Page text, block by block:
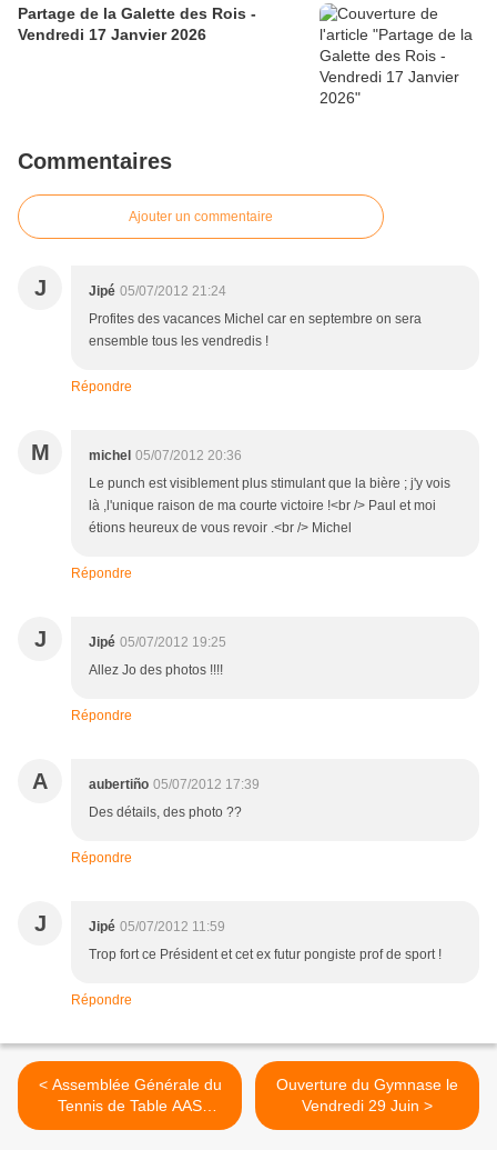
Partage de la Galette des Rois -
Vendredi 17 Janvier 2026
Commentaires
Ajouter un commentaire
J Jipé 05/07/2012 21:24
Profites des vacances Michel car en septembre on sera
ensemble tous les vendredis !
Répondre
M michel 05/07/2012 20:36
Le punch est visiblement plus stimulant que la bière ; j'y vois
là ,l'unique raison de ma courte victoire !<br /> Paul et moi
étions heureux de vous revoir .<br /> Michel
Répondre
J Jipé 05/07/2012 19:25
Allez Jo des photos !!!!
Répondre
A aubertiño 05/07/2012 17:39
Des détails, des photo ??
Répondre
J Jipé 05/07/2012 11:59
Trop fort ce Président et cet ex futur pongiste prof de sport !
Répondre
< Assemblée Générale du
Tennis de Table AAS
CLERY ST ANDRE
Ouverture du Gymnase le
Vendredi 29 Juin >